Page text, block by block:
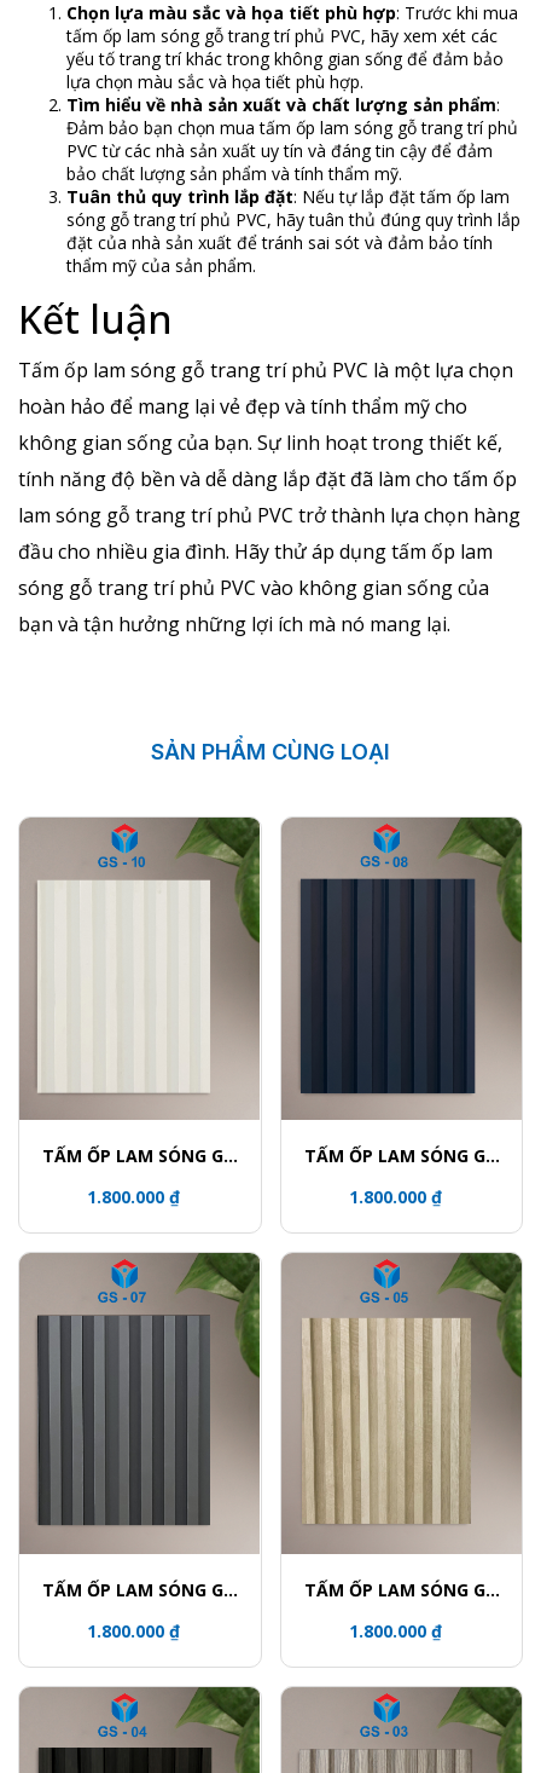
Chọn lựa màu sắc và họa tiết phù hợp: Trước khi mua
tấm ốp lam sóng gỗ trang trí phủ PVC, hãy xem xét các
yếu tố trang trí khác trong không gian sống để đảm bảo
lựa chọn màu sắc và họa tiết phù hợp.
Tìm hiểu về nhà sản xuất và chất lượng sản phẩm:
Đảm bảo bạn chọn mua tấm ốp lam sóng gỗ trang trí phủ
PVC từ các nhà sản xuất uy tín và đáng tin cậy để đảm
bảo chất lượng sản phẩm và tính thẩm mỹ.
Tuân thủ quy trình lắp đặt: Nếu tự lắp đặt tấm ốp lam
sóng gỗ trang trí phủ PVC, hãy tuân thủ đúng quy trình lắp
đặt của nhà sản xuất để tránh sai sót và đảm bảo tính
thẩm mỹ của sản phẩm.
Kết luận
Tấm ốp lam sóng gỗ trang trí phủ PVC là một lựa chọn
hoàn hảo để mang lại vẻ đẹp và tính thẩm mỹ cho
không gian sống của bạn. Sự linh hoạt trong thiết kế,
tính năng độ bền và dễ dàng lắp đặt đã làm cho tấm ốp
lam sóng gỗ trang trí phủ PVC trở thành lựa chọn hàng
đầu cho nhiều gia đình. Hãy thử áp dụng tấm ốp lam
sóng gỗ trang trí phủ PVC vào không gian sống của
bạn và tận hưởng những lợi ích mà nó mang lại.
SẢN PHẨM CÙNG LOẠI
TẤM ỐP LAM SÓNG GỖ
GS10
1.800.000 ₫
TẤM ỐP LAM SÓNG GỖ
GS08
1.800.000 ₫
TẤM ỐP LAM SÓNG GỖ
GS07
1.800.000 ₫
TẤM ỐP LAM SÓNG GỖ
GS05
1.800.000 ₫